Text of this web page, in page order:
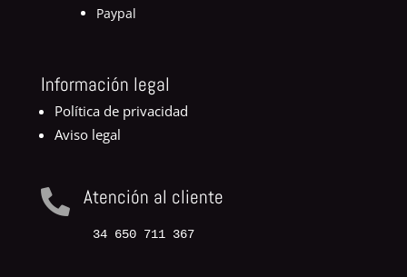
Paypal
Información legal
Política de privacidad
Aviso legal
 Atención al cliente
34 650 711 367